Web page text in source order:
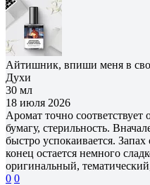
Айтишник, впиши меня в
Духи
30 мл
18 июля 2026
Аромат точно
бумагу, стерильность.
быстро успокаивается.
конец остается немного
оригинальный,
0 0